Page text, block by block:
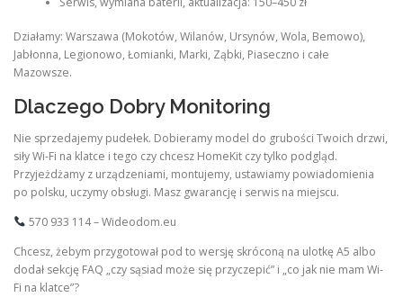
Działamy: Warszawa (Mokotów, Wilanów, Ursynów, Wola, Bemowo),
Jabłonna, Legionowo, Łomianki, Marki, Ząbki, Piaseczno i całe
Mazowsze.
Dlaczego Dobry Monitoring
Nie sprzedajemy pudełek. Dobieramy model do grubości Twoich drzwi,
siły Wi-Fi na klatce i tego czy chcesz HomeKit czy tylko podgląd.
Przyjeżdżamy z urządzeniami, montujemy, ustawiamy powiadomienia
po polsku, uczymy obsługi. Masz gwarancję i serwis na miejscu.
570 933 114 – Wideodom.eu
Chcesz, żebym przygotował pod to wersję skróconą na ulotkę A5 albo
dodał sekcję FAQ „czy sąsiad może się przyczepić” i „co jak nie mam Wi-
Fi na klatce”?